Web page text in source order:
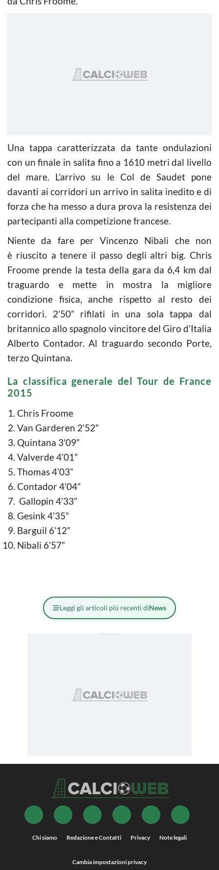
Una tappa caratterizzata da tante ondulazioni
con un finale in salita fino a 1610 metri dal livello
del mare. L’arrivo su le Col de Saudet pone
davanti ai corridori un arrivo in salita inedito e di
forza che ha messo a dura prova la resistenza dei
partecipanti alla competizione francese.
Niente da fare per Vincenzo Nibali che non
è riuscito a tenere il passo degli altri big. Chris
Froome prende la testa della gara da 6,4 km dal
traguardo e mette in mostra la migliore
condizione fisica, anche rispetto al resto dei
corridori. 2’50” rifilati in una sola tappa dal
britannico allo spagnolo vincitore del Giro d’Italia
Alberto Contador. Al traguardo secondo Porte,
terzo Quintana.
La classifica generale del Tour de France
2015
Chris Froome
Van Garderen 2’52”
Quintana 3’09”
Valverde 4’01”
Thomas 4’03”
Contador 4’04”
Gallopin 4’33”
Gesink 4’35”
Barguil 6’12”
Nibali 6’57”
Leggi gli articoli più recenti diNews
Chi siamo Redazione e Contatti Privacy Note legali
Cambia impostazioni privacy